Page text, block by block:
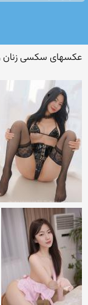
عکسهای سکسی زنان